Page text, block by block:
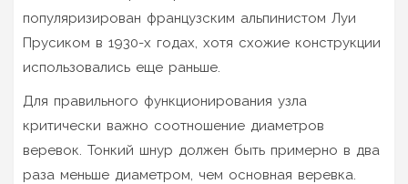
популяризирован французским альпинистом Луи
Прусиком в 1930-х годах, хотя схожие конструкции
использовались еще раньше.
Для правильного функционирования узла
критически важно соотношение диаметров
веревок. Тонкий шнур должен быть примерно в два
раза меньше диаметром, чем основная веревка.